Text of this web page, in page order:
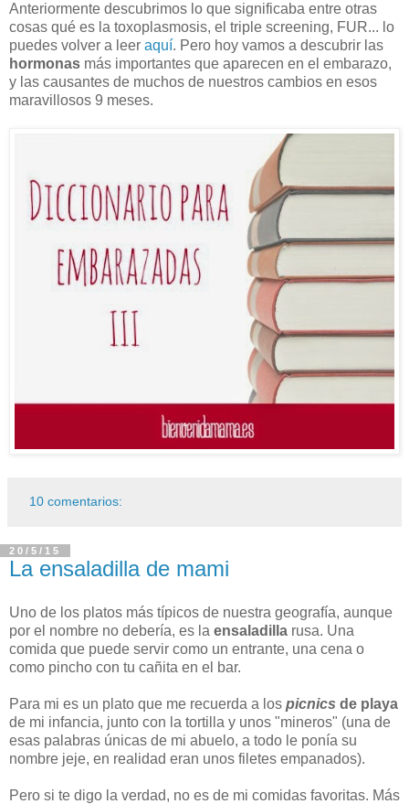
Anteriormente descubrimos lo que significaba entre otras
cosas qué es la toxoplasmosis, el triple screening, FUR... lo
puedes volver a leer aquí. Pero hoy vamos a descubrir las
hormonas más importantes que aparecen en el embarazo,
y las causantes de muchos de nuestros cambios en esos
maravillosos 9 meses.
10 comentarios:
20/5/15
La ensaladilla de mami
Uno de los platos más típicos de nuestra geografía, aunque
por el nombre no debería, es la ensaladilla rusa. Una
comida que puede servir como un entrante, una cena o
como pincho con tu cañita en el bar.
Para mi es un plato que me recuerda a los picnics de playa
de mi infancia, junto con la tortilla y unos "mineros" (una de
esas palabras únicas de mi abuelo, a todo le ponía su
nombre jeje, en realidad eran unos filetes empanados).
Pero si te digo la verdad, no es de mi comidas favoritas. Más